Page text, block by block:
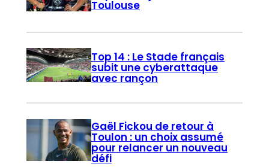
Toulouse
Top 14 : Le Stade français
subit une cyberattaque
avec rançon
Gaël Fickou de retour à
Toulon : un choix assumé
pour relancer un nouveau
défi